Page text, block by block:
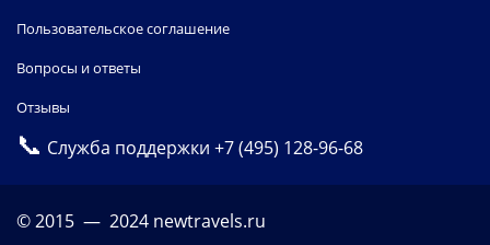
Пользовательское соглашение
Вопросы и ответы
Отзывы
📞 Служба поддержки +7 (495) 128-96-68
© 2015 — 2024 newtravels.ru